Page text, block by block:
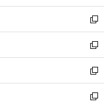
開
く
ウ
で
開
く
ン
ド
ウ
で
開
く
ウ
ィ
ン
ド
ウ
で
開
く
新
し
い
ウ
ィ
ン
ド
新
し
い
ウ
ィ
新
し
い
新